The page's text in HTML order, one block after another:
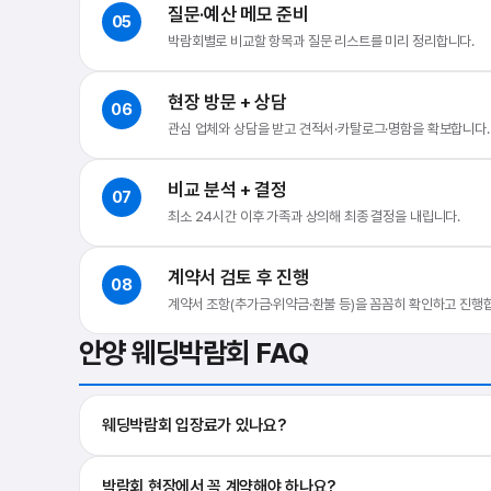
05 질문·예산 메모 준비
박람회별로 비교할 항목과 질문 리스트를 미리 정리합니다.
06 현장 방문 + 상담
관심 업체와 상담을 받고 견적서·카탈로그·명함을 확보합니다.
07 비교 분석 + 결정
최소 24시간 이후 가족과 상의해 최종 결정을 내립니다.
08 계약서 검토 후 진행
계약서 조항(추가금·위약금·환불 등)을 꼼꼼히 확인하고 진행
안양 웨딩박람회 FAQ
웨딩박람회 입장료가 있나요?
박람회 현장에서 꼭 계약해야 하나요?